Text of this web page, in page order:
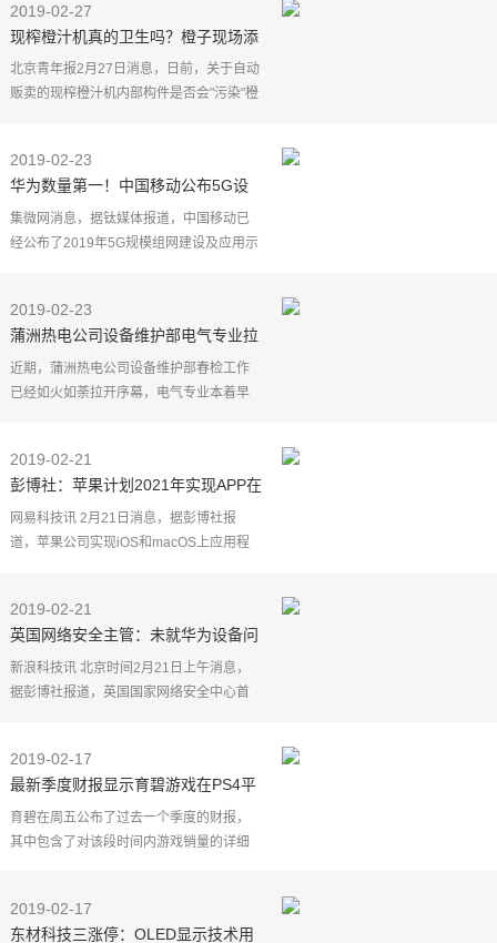
无节制"屏
2019-02-27
现榨橙汁机真的卫生吗？橙子现场添
加，机器内无清洗设备
北京青年报2月27日消息，日前，关于自动
贩卖的现榨橙汁机内部构件是否会"污染"橙
的食品是否符合
2019-02-23
华为数量第一！中国移动公布5G设
备采购单
集微网消息，据钛媒体报道，中国移动已
经公布了2019年5G规模组网建设及应用示
中标。
报道
2019-02-23
蒲洲热电公司设备维护部电气专业拉
开春检序幕
近期，蒲洲热电公司设备维护部春检工作
已经如火如荼拉开序幕，电气专业本着早
做好事故预想， 严
2019-02-21
彭博社：苹果计划2021年实现APP在
不同设备上兼容
网易科技讯 2月21日消息，据彭博社报
道，苹果公司实现iOS和macOS上应用程
起启动，在2021年实现应
2019-02-21
英国网络安全主管：未就华为设备问
题做出任何决定
新浪科技讯 北京时间2月21日上午消息，
据彭博社报道，英国国家网络安全中心首
建议英国政府禁止中
2019-02-17
最新季度财报显示育碧游戏在PS4平
台上销量最高
育碧在周五公布了过去一个季度的财报，
其中包含了对该段时间内游戏销量的详细
量几乎相等），还包
2019-02-17
东材科技三涨停：OLED显示技术用